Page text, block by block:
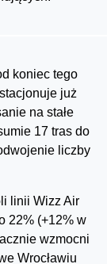
koniec tego
już
na stałe
17 tras do
liczby
linii Wizz Air
22% (+12% w
wzmocni
Wrocławiu